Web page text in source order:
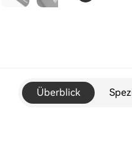
Überblick